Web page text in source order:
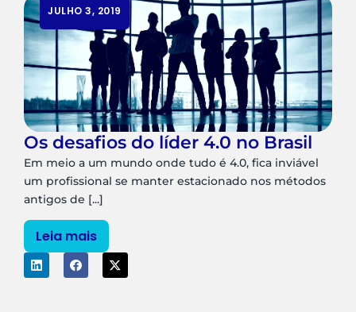
JULHO 3, 2019
Os desafios do líder 4.0 no Brasil
Em meio a um mundo onde tudo é 4.0, fica inviável
um profissional se manter estacionado nos métodos
antigos de [...]
Leia mais